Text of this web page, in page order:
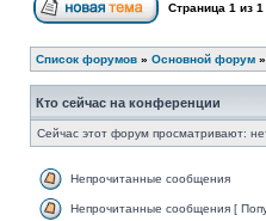
Страница 1 из 1
Список форумов » Основной форум »
Кто сейчас на конференции
Сейчас этот форум просматривают:
Непрочитанные сообщения
Непрочитанные сообщения [